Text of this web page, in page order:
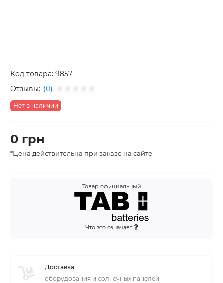
Код товара: 9857
Отзывы: (0)
Нет в наличии
0 грн
*Цена действительна при заказе на сайте
Товар официальный
Что это означает
Доставка
оборудования и солнечных панелей